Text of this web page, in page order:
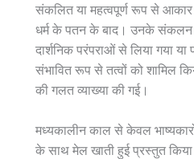
संकलित या महत्वपूर्ण रूप से आकार
धर्म के पतन के बाद। उनके संकलन
दार्शनिक परंपराओं से लिया गया या
संभावित रूप से तत्वों को शामिल
की गलत व्याख्या की गई।
मध्यकालीन काल से केवल
के साथ मेल खाती हुई प्रस्तुत किया